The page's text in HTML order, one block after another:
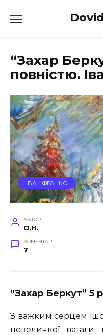
до
“Захар
повністю.
ІВАН ФРАНКО
АВТОР
O.H.
КОМЕНТАРІ
7
“Захар Беркут” 5
З важким серцем
невеличкої ватаги